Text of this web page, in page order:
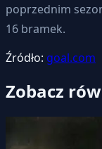
poprzednim
16 bramek.
Źródło: goal.com
Zobacz